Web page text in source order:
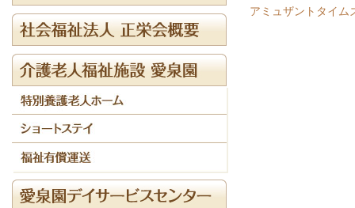
アミュザントタイ